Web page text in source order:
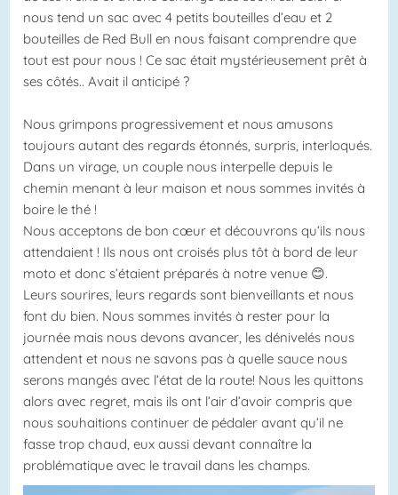
nous tend un sac avec 4 petits bouteilles d’eau et 2
bouteilles de Red Bull en nous faisant comprendre que
tout est pour nous ! Ce sac était mystérieusement prêt à
ses côtés.. Avait il anticipé ?
Nous grimpons progressivement et nous amusons
toujours autant des regards étonnés, surpris, interloqués.
Dans un virage, un couple nous interpelle depuis le
chemin menant à leur maison et nous sommes invités à
boire le thé !
Nous acceptons de bon cœur et découvrons qu’ils nous
attendaient ! Ils nous ont croisés plus tôt à bord de leur
moto et donc s’étaient préparés à notre venue 😊.
Leurs sourires, leurs regards sont bienveillants et nous
font du bien. Nous sommes invités à rester pour la
journée mais nous devons avancer, les dénivelés nous
attendent et nous ne savons pas à quelle sauce nous
serons mangés avec l’état de la route! Nous les quittons
alors avec regret, mais ils ont l’air d’avoir compris que
nous souhaitions continuer de pédaler avant qu’il ne
fasse trop chaud, eux aussi devant connaître la
problématique avec le travail dans les champs.